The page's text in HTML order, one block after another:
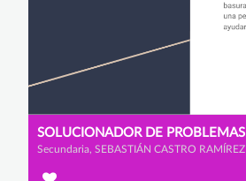
Secundaria, SEBASTIÁN CASTRO RAMÍREZ